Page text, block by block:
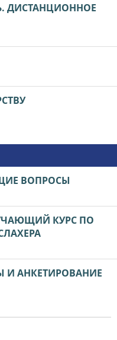
ДИСТАНЦИОННОЕ
ВОПРОСЫ
КУРС ПО
И АНКЕТИРОВАНИЕ